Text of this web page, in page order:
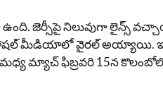
ఉంది. జెర్సీపై నిలువుగా లైన్స్
సోషల్ మీడియాలో వైరల్ అయ్యాయి.
మ్యాచ్‌ ఫిబ్రవరి 15న